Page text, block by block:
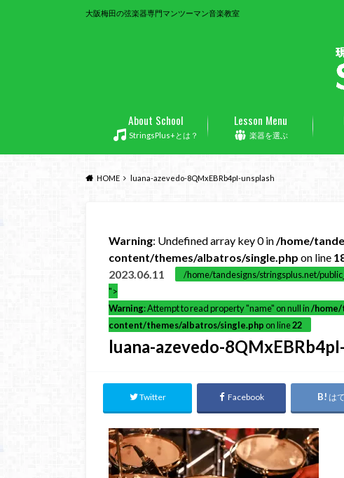
大阪梅田の弦楽器専門マンツーマン音楽教室
About School
StringsPlus+とは？
Lesson Menu
楽器を選ぶ
HOME luana-azevedo-8QMxEBRb4pI-unsplash
Warning: Undefined array key 0 in /home/
content/themes/albatros/single.php on line
2023.06.11
/home/tandesigns/stringsplus.net/
">
Warning: Attempt to read property "name" on null in/home/
content/themes/albatros/single.phpon line22
luana-azevedo-
Twitter Facebook は